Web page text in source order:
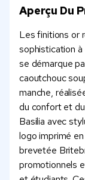
Aperçu Du
Les finitions or
sophistication
se démarque
caoutchouc
manche,
du confort et
Basilia avec
logo imprimé
brevetée
promotionnels